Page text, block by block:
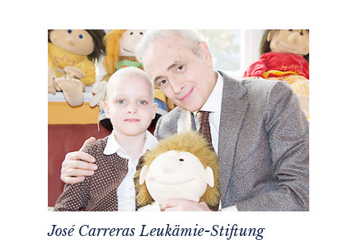
Stiftungweiter.
José Carreras Leukämie-Stiftung